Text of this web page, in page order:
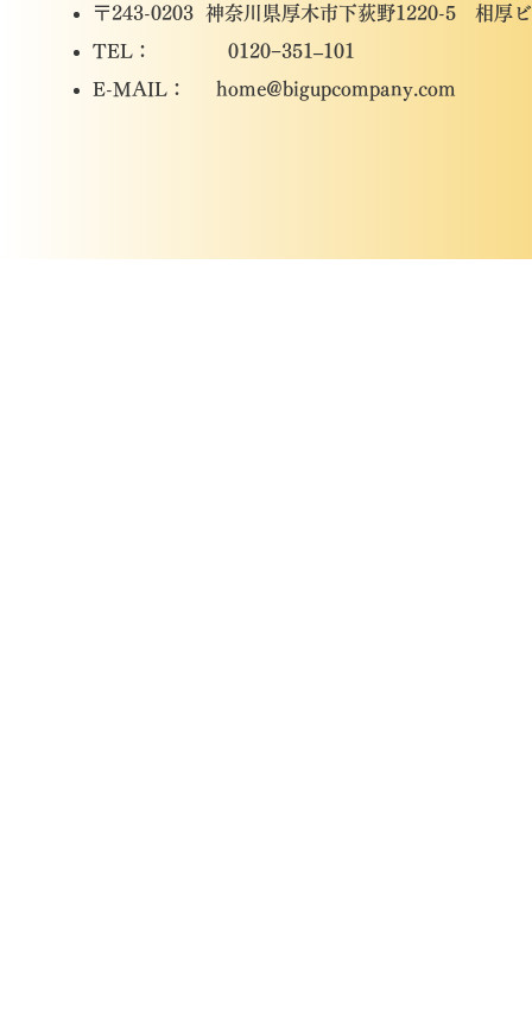
〒243-0203 神奈川県厚木市下荻野1220-5 相厚
TEL： 0120−351–101
​E-MAIL： home@bigupcompany.com